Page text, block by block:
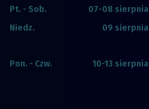
Pt. - Sob.
07-08 sierpnia
Niedz.
09 sierpnia
Pon. - Czw.
10-13 sierpnia